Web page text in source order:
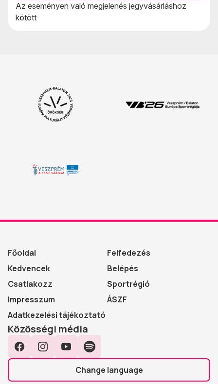
Az eseményen való megjelenés jegyvásárláshoz
kötött
Főoldal
Felfedezés
Kedvencek
Belépés
Csatlakozz
Sportrégió
Impresszum
ÁSZF
Adatkezelési tájékoztató
Közösségi média
Change language